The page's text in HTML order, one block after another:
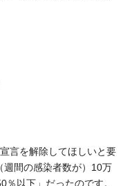
言を解除してほしいと要
週間の感染者数が）10万
以下」だったのです。